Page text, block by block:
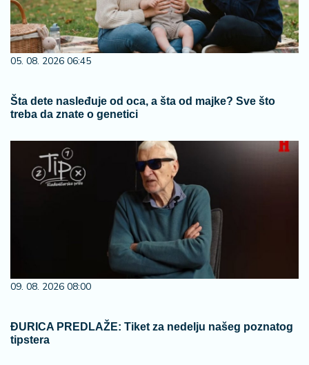
05. 08. 2026 06:45
Šta dete nasleđuje od oca, a šta od majke? Sve što
treba da znate o genetici
09. 08. 2026 08:00
ĐURICA PREDLAŽE: Tiket za nedelju našeg poznatog
tipstera